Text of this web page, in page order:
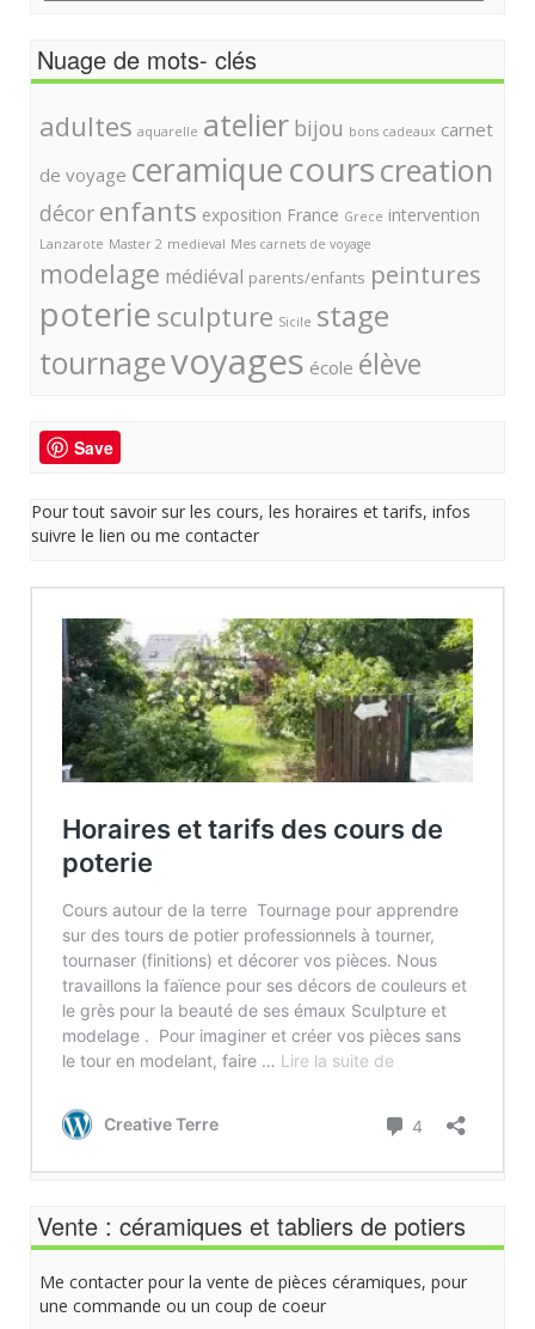
Nuage de mots- clés
adultes aquarelle atelier bijou bons cadeaux carnet
de voyage ceramiquecourscreation
décor enfants exposition France Grece intervention
Lanzarote Master 2 medieval Mes carnets de voyage
modelage médiéval parents/enfants peintures
poterie sculpture Sicile stage
tournagevoyages école élève
Save
Pour tout savoir sur les cours, les horaires et tarifs, infos
suivre le lien ou me contacter
Vente : céramiques et tabliers de potiers
Me contacter pour la vente de pièces céramiques, pour
une commande ou un coup de coeur